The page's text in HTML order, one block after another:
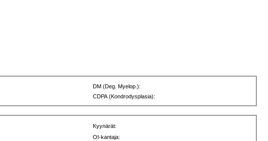
DM (Deg. Myelop.):
CDPA (Kondrodysplasia):
Kyynärät:
OI-kantaja: